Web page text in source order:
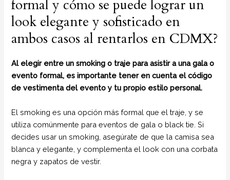
formal y cómo se puede lograr un
look elegante y sofisticado en
ambos casos al rentarlos en CDMX?
Al elegir entre un smoking o traje para asistir a una gala o
evento formal, es importante tener en cuenta el código
de vestimenta del evento y tu propio estilo personal.
El smoking es una opción más formal que el traje, y se
utiliza comúnmente para eventos de gala o black tie. Si
decides usar un smoking, asegúrate de que la camisa sea
blanca y elegante, y complementa el look con una corbata
negra y zapatos de vestir.